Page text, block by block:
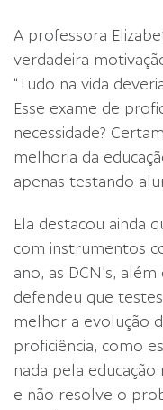
A professora
verdadeira
“Tudo na vida
Esse exame de
necessidade?
melhoria da
apenas testando
Ela destacou ainda
com instrumentos
ano, as DCN’s,
defendeu que
melhor a evolução
proficiência, como
nada pela educação
e não resolve o